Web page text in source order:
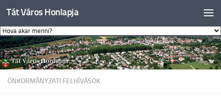
Skip to content
Tát Város Honlapja
ÖNKORMÁNYZATI FELHÍVÁSOK